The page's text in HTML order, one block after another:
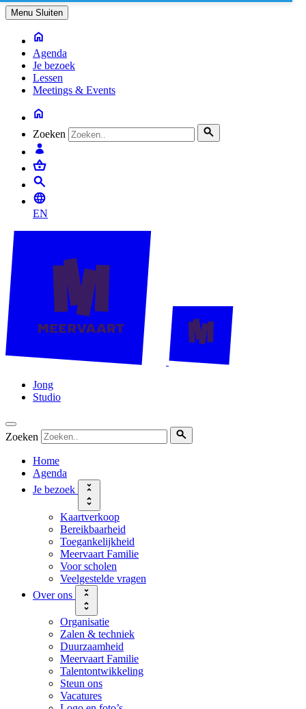
Menu Sluiten
Agenda
Je bezoek
Lessen
Meetings & Events
Zoeken
EN
Jong
Studio
Zoeken
Home
Agenda
Je bezoek
Kaartverkoop
Bereikbaarheid
Toegankelijkheid
Meervaart Familie
Voor scholen
Veelgestelde vragen
Over ons
Organisatie
Zalen & techniek
Duurzaamheid
Meervaart Familie
Talentontwikkeling
Steun ons
Vacatures